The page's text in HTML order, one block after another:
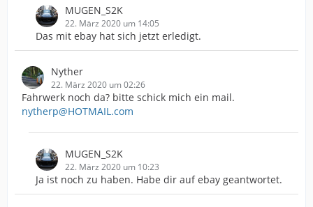
MUGEN_S2K
22. März 2020 um 14:05
Das mit ebay hat sich jetzt erledigt.
Nyther
22. März 2020 um 02:26
Fahrwerk noch da? bitte schick mich ein mail.
nytherp@HOTMAIL.com
MUGEN_S2K
22. März 2020 um 10:23
Ja ist noch zu haben. Habe dir auf ebay geantwortet.